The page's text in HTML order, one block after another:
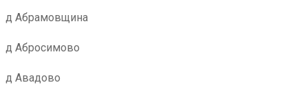
д Абрамовщина
д Абросимово
д Авадово